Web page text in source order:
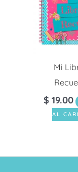
Mi
$ 19.00
AL